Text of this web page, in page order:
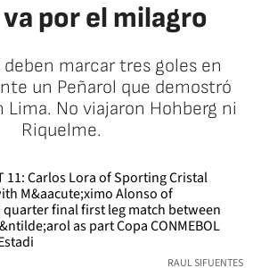
por el milagro
deben marcar tres goles en
un Peñarol que demostró
Lima. No viajaron Hohberg ni
Riquelme.
RAUL SIFUENTES